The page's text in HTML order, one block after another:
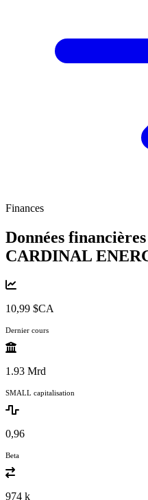
Finances
Données
CARDINAL
10,99 $CA
Dernier cours
1.93 Mrd
SMALL capitalisation
0,96
Beta
974 k